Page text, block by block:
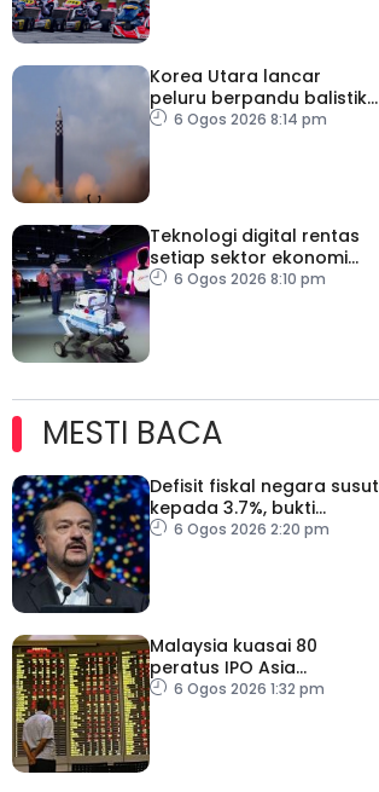
Korea Utara lancar
peluru berpandu balistik
jarak dekat ke arah Laut
6 Ogos 2026 8:14 pm
Teknologi digital rentas
setiap sektor ekonomi
diperkasa seiring
6 Ogos 2026 8:10 pm
MESTI BACA
Defisit fiskal negara susut
kepada 3.7%, bukti
keyakinan pelabur masih
6 Ogos 2026 2:20 pm
Malaysia kuasai 80
peratus IPO Asia
Tenggara, kumpul AS$1.4
6 Ogos 2026 1:32 pm